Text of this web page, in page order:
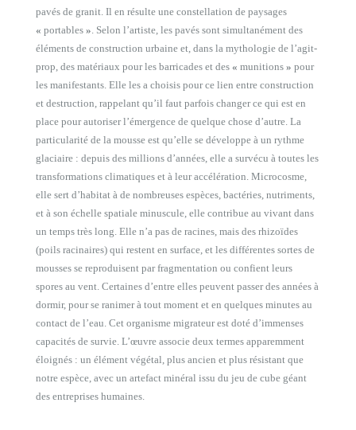
pavés de granit. Il en résulte une constellation de paysages
« portables » . Selon l’artiste, les pavés sont simultanément des
éléments de construction urbaine et, dans la mythologie de l’agit-
prop, des matériaux pour les barricades et des « munitions » pour
les manifestants. Elle les a choisis pour ce lien entre construction
et destruction, rappelant qu’il faut parfois changer ce qui est en
place pour autoriser l’émergence de quelque chose d’autre. La
particularité de la mousse est qu’elle se développe à un rythme
glaciaire : depuis des millions d’années, elle a survécu à toutes les
transformations climatiques et à leur accélération. Microcosme,
elle sert d’habitat à de nombreuses espèces, bactéries, nutriments,
et à son échelle spatiale minuscule, elle contribue au vivant dans
un temps très long. Elle n’a pas de racines, mais des rhizoïdes
(poils racinaires) qui restent en surface, et les différentes sortes de
mousses se reproduisent par fragmentation ou confient leurs
spores au vent. Certaines d’entre elles peuvent passer des années à
dormir, pour se ranimer à tout moment et en quelques minutes au
contact de l’eau. Cet organisme migrateur est doté d’immenses
capacités de survie. L’œuvre associe deux termes apparemment
éloignés : un élément végétal, plus ancien et plus résistant que
notre espèce, avec un artefact minéral issu du jeu de cube géant
des entreprises humaines.